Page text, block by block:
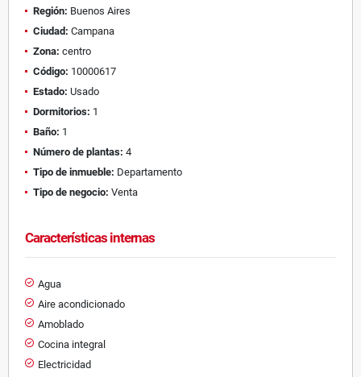
Región: Buenos Aires
Ciudad: Campana
Zona: centro
Código: 10000617
Estado: Usado
Dormitorios: 1
Baño: 1
Número de plantas: 4
Tipo de inmueble: Departamento
Tipo de negocio: Venta
Características internas
Agua
Aire acondicionado
Amoblado
Cocina integral
Electricidad